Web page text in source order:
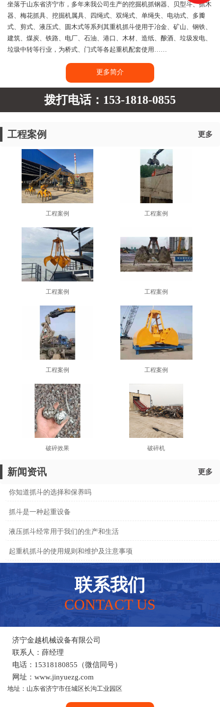
坐落于山东省济宁市，多年来我公司生产的挖掘机抓钢器、贝型斗、抓木
器、梅花抓具、挖掘机属具、四绳式、双绳式、单绳失、电动式、多瓣
式、剪式、液压式、圆木式等系列其重机抓斗使用于冶金、矿山、钢铁、
建筑、煤炭、铁路、电厂、石油、港口、木材、造纸、酿酒、垃圾发电、
垃圾中转等行业，为桥式、门式等各起重机配套使用……
更多简介
拨打电话：153-1818-0855
工程案例 更多
工程案例 工程案例
工程案例 工程案例
工程案例 工程案例
破碎效果 破碎机
新闻资讯 更多
你知道抓斗的选择和保养吗
抓斗是一种起重设备
液压抓斗经常用于我们的生产和生活
起重机抓斗的使用规则和维护及注意事项
联系我们
CONTACT US
济宁金越机械设备有限公司
联系人：薛经理
电话：15318180855（微信同号）
网址：www.jinyuezg.com
地址：山东省济宁市任城区长沟工业园区